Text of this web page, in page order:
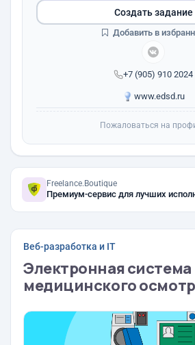
+7 (905) 910 2024
www.edsd.ru
Создать задание
Добавить в
Пожаловаться на
Freelance.Boutique
Премиум-сервис для лучших
Веб-разработка и IT
Электронная система
медицинского